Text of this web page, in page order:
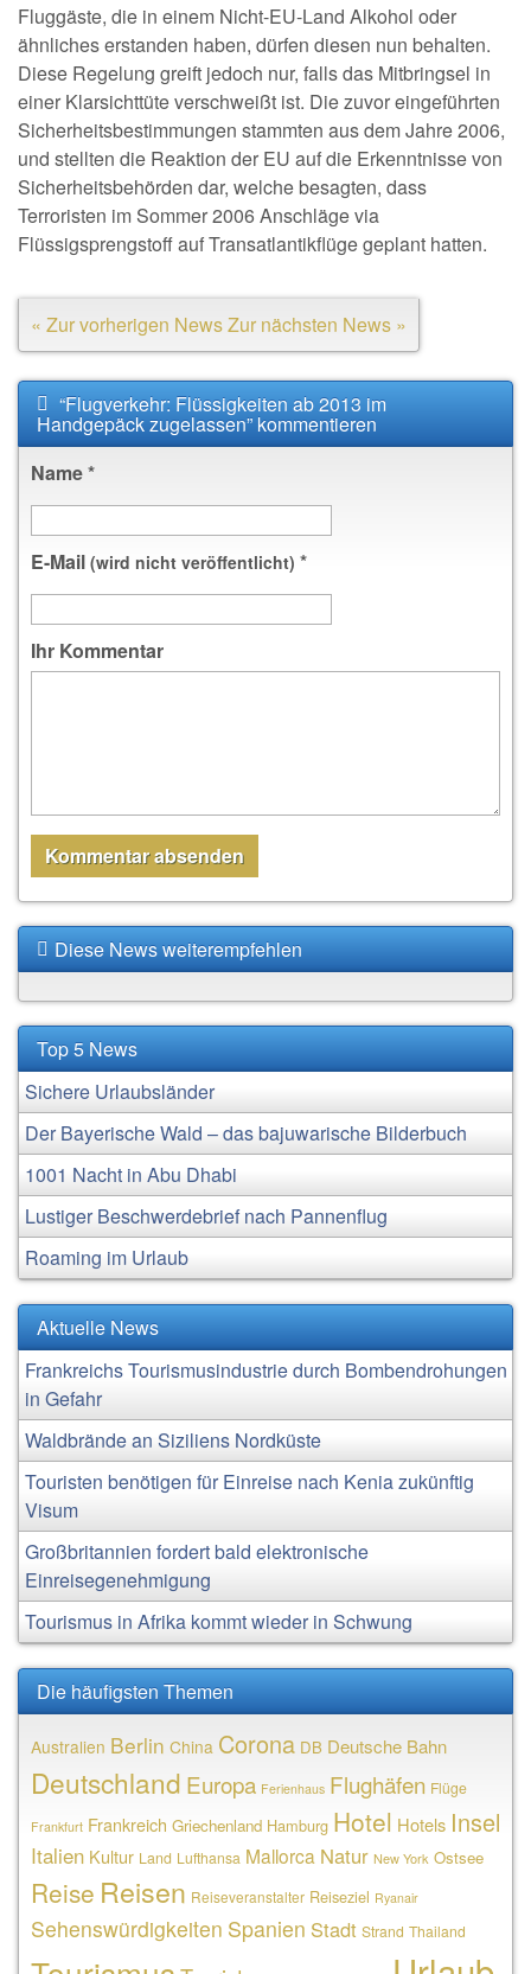
Fluggäste, die in einem Nicht-EU-Land Alkohol oder
ähnliches erstanden haben, dürfen diesen nun behalten.
Diese Regelung greift jedoch nur, falls das Mitbringsel in
einer Klarsichttüte verschweißt ist. Die zuvor eingeführten
Sicherheitsbestimmungen stammten aus dem Jahre 2006,
und stellten die Reaktion der EU auf die Erkenntnisse von
Sicherheitsbehörden dar, welche besagten, dass
Terroristen im Sommer 2006 Anschläge via
Flüssigsprengstoff auf Transatlantikflüge geplant hatten.
« Zur vorherigen NewsZur nächsten News »
“Flugverkehr: Flüssigkeiten ab 2013 im
Handgepäck zugelassen” kommentieren
Name*
E-Mail (wird nicht veröffentlicht) *
Ihr Kommentar
Diese News weiterempfehlen
Top 5 News
Sichere Urlaubsländer
Der Bayerische Wald – das bajuwarische Bilderbuch
1001 Nacht in Abu Dhabi
Lustiger Beschwerdebrief nach Pannenflug
Roaming im Urlaub
Aktuelle News
Frankreichs Tourismusindustrie durch Bombendrohungen
in Gefahr
Waldbrände an Siziliens Nordküste
Touristen benötigen für Einreise nach Kenia zukünftig
Visum
Großbritannien fordert bald elektronische
Einreisegenehmigung
Tourismus in Afrika kommt wieder in Schwung
Die häufigsten Themen
Australien Berlin China Corona DB Deutsche Bahn
Deutschland Europa Ferienhaus Flughäfen Flüge
Frankfurt Frankreich Griechenland Hamburg Hotel Hotels Insel
Italien Kultur Land Lufthansa Mallorca Natur New York Ostsee
Reise Reisen Reiseveranstalter Reiseziel Ryanair
Sehenswürdigkeiten Spanien Stadt Strand Thailand